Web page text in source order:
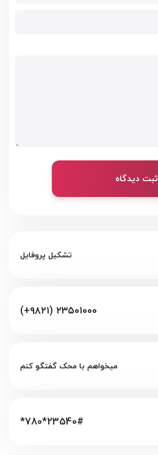
ثبت دیدگاه
تشکیل پروفایل
(+۹۸۲۱) ۲۳۵۰۱۰۰۰
میخواهم با محک گفتگو کنم
*780*23540#